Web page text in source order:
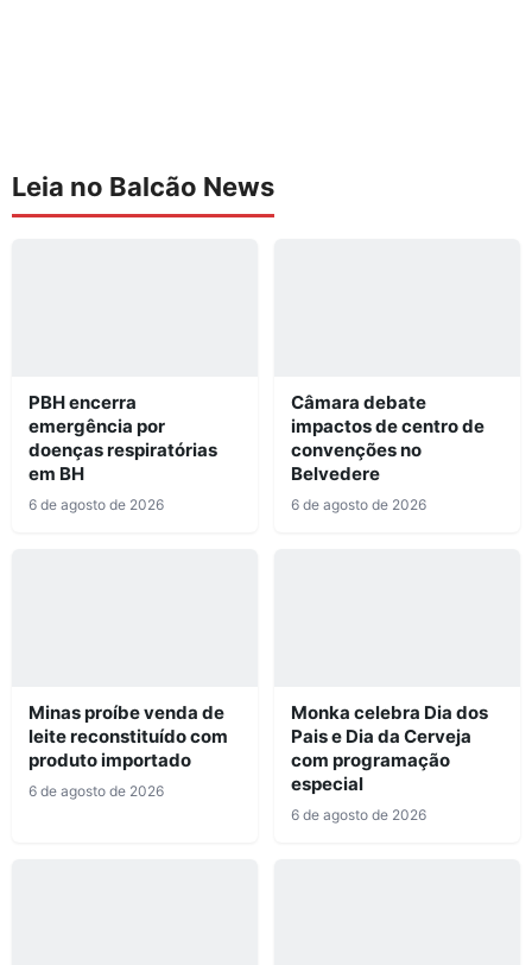
Leia no Balcão News
PBH encerra
emergência por
doenças respiratórias
em BH
6 de agosto de 2026
Câmara debate
impactos de centro de
convenções no
Belvedere
6 de agosto de 2026
Minas proíbe venda de
leite reconstituído com
produto importado
6 de agosto de 2026
Monka celebra Dia dos
Pais e Dia da Cerveja
com programação
especial
6 de agosto de 2026